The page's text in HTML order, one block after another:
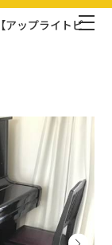
【アップライトピ